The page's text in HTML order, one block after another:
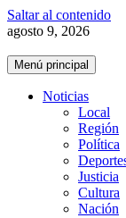
Saltar al contenido
agosto 9, 2026
Menú principal
Noticias
Local
Región
Política
Justicia
Cultura
Nación